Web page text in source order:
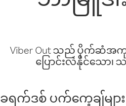
Viber Out သည် ပိုက်ဆံအကု
ပြောင်းလဲနိုင်သော၊
ခရက်ဒစ် ပက်ကေ့ချ်များ